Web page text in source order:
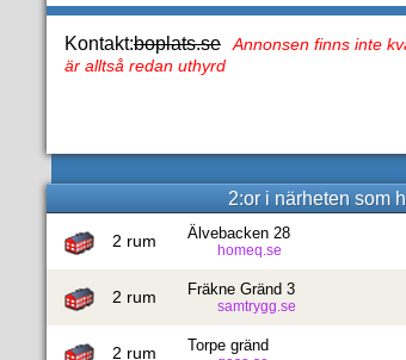
Kontakt:boplats.se
Annonsen finns inte
är alltså redan uthyrd
2:or i närheten som
2 rum Älvebacken 28
homeq.se
2 rum Fräkne Gränd 3
samtrygg.se
2 rum Torpe gränd